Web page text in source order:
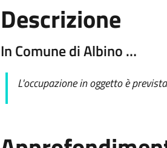
Descrizione
In Comune di Albino …
L'occupazione in oggetto è